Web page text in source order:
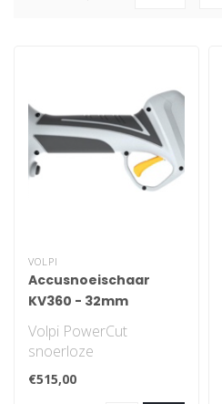
VOLPI
Accusnoeischaar
KV360 - 32mm
Volpi PowerCut
snoerloze
accusnoeischaren
Snoeischaren voor
€515,00